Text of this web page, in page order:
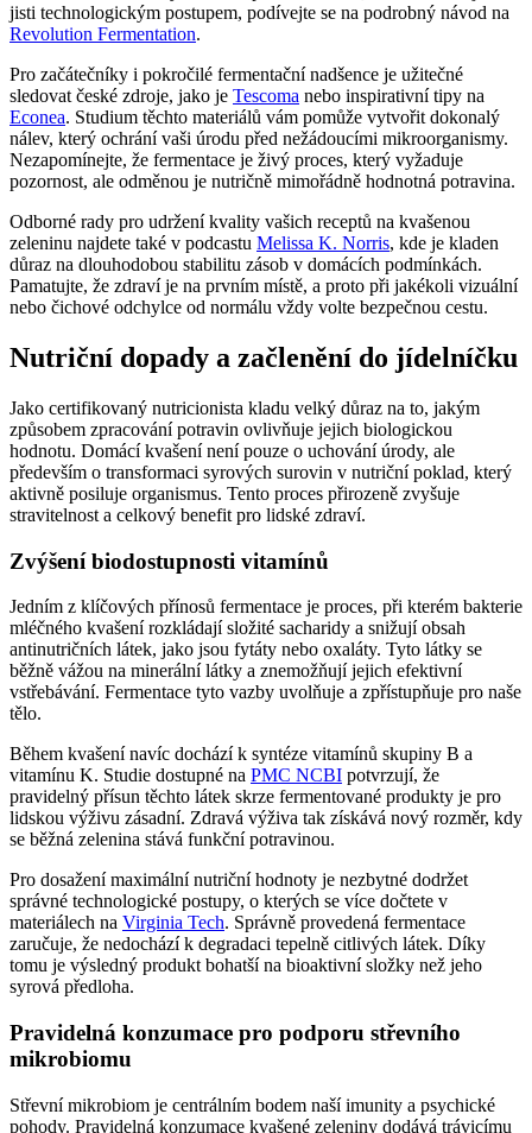
jisti technologickým postupem, podívejte se na podrobný návod na
Revolution Fermentation.
Pro začátečníky i pokročilé fermentační nadšence je užitečné
sledovat české zdroje, jako je Tescoma nebo inspirativní tipy na
Econea. Studium těchto materiálů vám pomůže vytvořit dokonalý
nálev, který ochrání vaši úrodu před nežádoucími mikroorganismy.
Nezapomínejte, že fermentace je živý proces, který vyžaduje
pozornost, ale odměnou je nutričně mimořádně hodnotná potravina.
Odborné rady pro udržení kvality vašich receptů na kvašenou
zeleninu najdete také v podcastu Melissa K. Norris, kde je kladen
důraz na dlouhodobou stabilitu zásob v domácích podmínkách.
Pamatujte, že zdraví je na prvním místě, a proto při jakékoli vizuální
nebo čichové odchylce od normálu vždy volte bezpečnou cestu.
Nutriční dopady a začlenění do jídelníčku
Jako certifikovaný nutricionista kladu velký důraz na to, jakým
způsobem zpracování potravin ovlivňuje jejich biologickou
hodnotu. Domácí kvašení není pouze o uchování úrody, ale
především o transformaci syrových surovin v nutriční poklad, který
aktivně posiluje organismus. Tento proces přirozeně zvyšuje
stravitelnost a celkový benefit pro lidské zdraví.
Zvýšení biodostupnosti vitamínů
Jedním z klíčových přínosů fermentace je proces, při kterém bakterie
mléčného kvašení rozkládají složité sacharidy a snižují obsah
antinutričních látek, jako jsou fytáty nebo oxaláty. Tyto látky se
běžně vážou na minerální látky a znemožňují jejich efektivní
vstřebávání. Fermentace tyto vazby uvolňuje a zpřístupňuje pro naše
tělo.
Během kvašení navíc dochází k syntéze vitamínů skupiny B a
vitamínu K. Studie dostupné na PMC NCBI potvrzují, že
pravidelný přísun těchto látek skrze fermentované produkty je pro
lidskou výživu zásadní. Zdravá výživa tak získává nový rozměr, kdy
se běžná zelenina stává funkční potravinou.
Pro dosažení maximální nutriční hodnoty je nezbytné dodržet
správné technologické postupy, o kterých se více dočtete v
materiálech na Virginia Tech. Správně provedená fermentace
zaručuje, že nedochází k degradaci tepelně citlivých látek. Díky
tomu je výsledný produkt bohatší na bioaktivní složky než jeho
syrová předloha.
Pravidelná konzumace pro podporu střevního
mikrobiomu
Střevní mikrobiom je centrálním bodem naší imunity a psychické
pohody. Pravidelná konzumace kvašené zeleniny dodává trávicímu